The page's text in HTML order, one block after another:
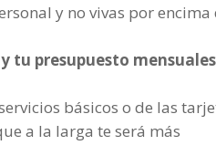
y no vivas por encima
tu presupuesto mensuales
básicos o de las
a la larga te será más